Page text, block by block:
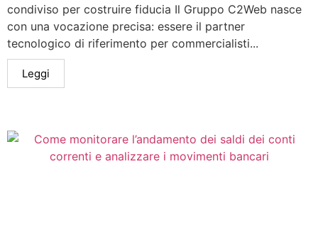
condiviso per costruire fiducia Il Gruppo C2Web nasce
con una vocazione precisa: essere il partner
tecnologico di riferimento per commercialisti...
Leggi